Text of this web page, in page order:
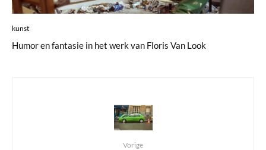
kunst
Humor en fantasie in het werk van Floris Van Look
Vorige